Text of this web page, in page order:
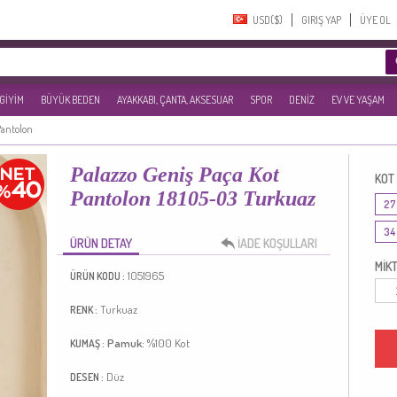
USD($)‎ GIRIŞ YAP ÜYE OL
BÜYÜK BEDEN AYAKKABI, ÇANTA, AKSESUAR SPOR DENİZ EV VE YAŞAM
Palazzo Geniş Paça Kot
Pantolon 18105-03 Turkuaz
ÜRÜN DETAY İADE KOŞULLARI
ÜRÜN KODU : 1051965
RENK : Turkuaz
KUMAŞ : Pamuk: %100 Kot
DESEN : Düz
27
34